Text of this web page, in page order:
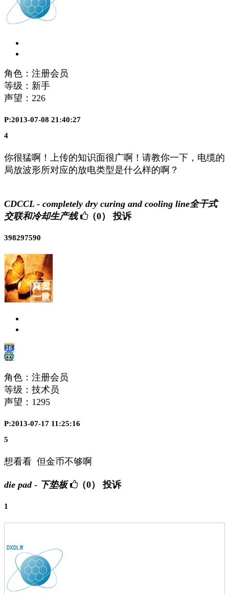
角色：注册会员
等级：新手
声望： 226
P:2013-07-08 21:40:27
4
你很猛啊！上传的知识面很广啊！请教你一下，电缆的
局放波形所对应的放电类型是什么样的啊？
CDCCL - completely dry curing and cooling line全干式
交联和冷却生产线
（0） 投诉
398297590
角色：注册会员
等级：技术员
声望： 1295
P:2013-07-17 11:25:16
5
想看看 但金币不够啊
die pad - 下垫板 （0） 投诉
1